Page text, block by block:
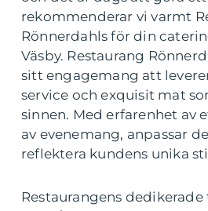
rekommenderar vi varmt
Rönnerdahls för din
Väsby. Restaurang
sitt engagemang att
service och exquisit mat
sinnen. Med erfarenhet av
av evenemang, anpassar
reflektera kundens unika
Restaurangens